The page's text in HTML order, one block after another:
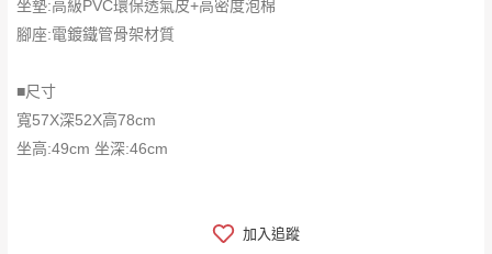
坐墊:高級PVC環保透氣皮+高密度泡棉
腳座:電鍍鐵管骨架材質
■尺寸
寬57X深52X高78cm
坐高:49cm 坐深:46cm
加入追蹤